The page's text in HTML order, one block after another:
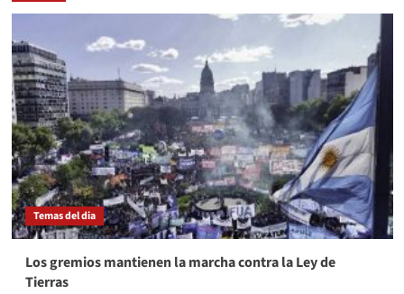
Temas del dia
Los gremios mantienen la marcha contra la Ley de
Tierras